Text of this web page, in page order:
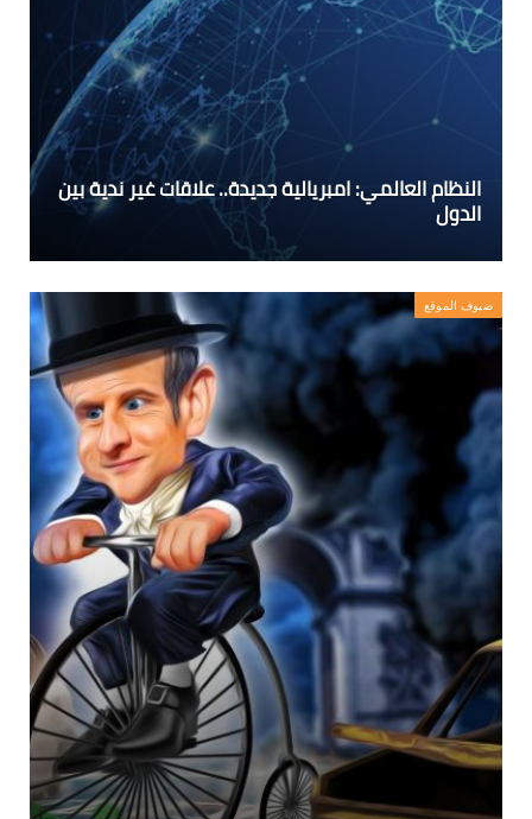
النظام العالمي: امبريالية جديدة.. علاقات غير ندية بين
الدول
ضيوف الموقع